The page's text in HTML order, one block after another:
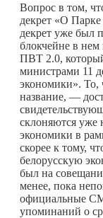
Вопрос в том,
декрет «О
декрет уже был
блокчейне в нем
ПВТ 2.0,
министрами 11
экономики». То,
название, —
склоняются уже
экономики в
скорее к тому,
белорусскую
был на
менее, пока
официальные
упоминаний о